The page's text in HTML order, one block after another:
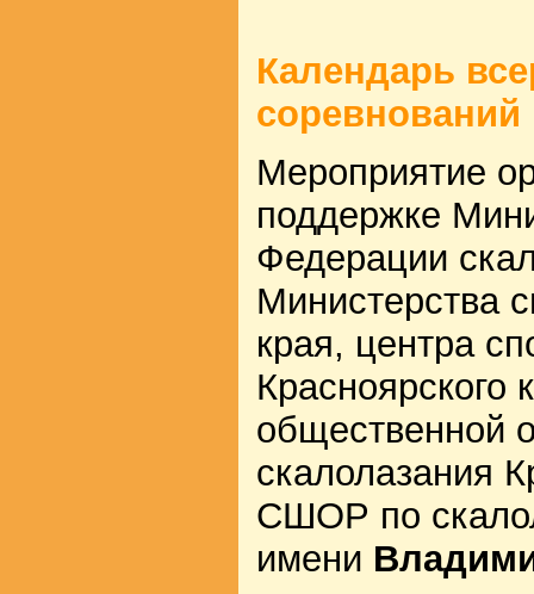
Календарь
соревнований
Мероприятие
поддержке
Федерации
Министерства
края, центра
Красноярского
общественной
скалолазания
СШОР по
имени